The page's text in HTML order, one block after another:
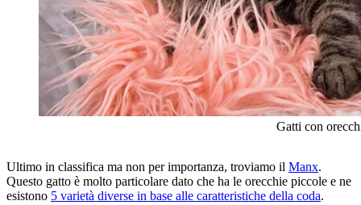
Gatti con
Ultimo in classifica ma non per importanza, troviamo il Manx.
Questo gatto è molto particolare dato che ha le orecchie piccole e ne
esistono 5 varietà diverse in base alle caratteristiche della coda.